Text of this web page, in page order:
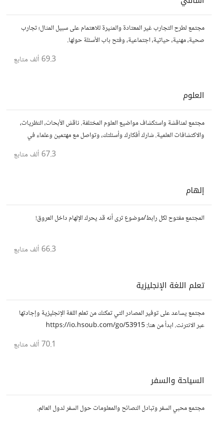
مجتمع لطرح التجارب غير المعتادة والمثيرة للاهتمام على سبيل المثال؛ تجارب
صحية، مهنية، حياتية، اجتماعية، وفتح باب الأسئلة حولها.
69.3 ألف متابع
العلوم
مجتمع لمناقشة واستكشاف مواضيع العلوم المختلفة. ناقش الأبحاث، النظريات،
والاكتشافات العلمية. شارك أفكارك وأسئلتك، وتواصل مع مهتمين وعلماء في
67.3 ألف متابع
إلهام
المجتمع مفتوح لكل رابط/موضوع ترى أنه قد يحرك الإلهام داخل العروق!
66.3 ألف متابع
تعلم اللغة الإنجليزية
مجتمع يساعد على توفير المصادر التي تمكنك من تعلم اللغة الإنجليزية وإجادتها
عبر الانترنت. ابدأ من هنا: https://io.hsoub.com/go/53915
70.1 ألف متابع
السياحة والسفر
مجتمع محبي السفر وتبادل النصائح والمعلومات حول السفر لدول العالم.